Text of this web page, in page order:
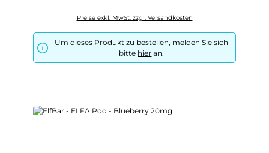
Preise exkl. MwSt. zzgl. Versandkosten
Um dieses Produkt zu bestellen, melden Sie sich
bitte hier an.